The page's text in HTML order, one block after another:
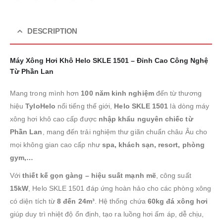
DESCRIPTION
Máy Xông Hơi Khô Helo SKLE 1501 – Đỉnh Cao Công Nghệ
Từ Phần Lan
Mang trong mình hơn 100 năm kinh nghiệmđến từ thương
hiệuTyloHelo nổi tiếng thế giới, Helo SKLE 1501 là dòng máy
xông hơi khô cao cấp được nhập khẩu nguyên chiếc từ
Phần Lan, mang đến trải nghiệm thư giãn chuẩn châu Âu cho
mọi không gian cao cấp như spa, khách sạn, resort, phòng
gym,…
Vớithiết kế gọn gàng – hiệu suất mạnh mẽ, công suất
15kW, Helo SKLE 1501 đáp ứng hoàn hảo cho các phòng xông
có diện tích từ8 đến 24m³. Hệ thống chứa 60kg đá xông hơi
giúp duy trì nhiệt độ ổn định, tạo ra luồng hơi ấm áp, dễ chịu,